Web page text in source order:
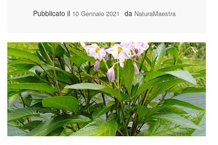
Pubblicato il 10 Gennaio 2021 da NaturaMaestra